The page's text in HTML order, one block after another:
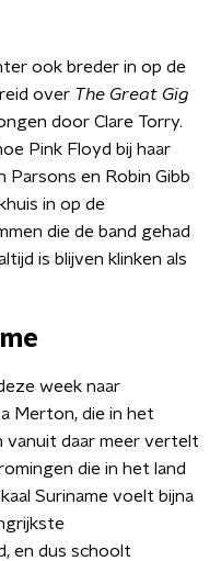
ook breder in op de
over The Great Gig
door Clare Torry.
Pink Floyd bij haar
Parsons en Robin Gibb
in op de
die de band gehad
is blijven klinken als
week naar
Merton, die in het
vanuit daar meer vertelt
die in het land
Suriname voelt bijna
en dus schoolt